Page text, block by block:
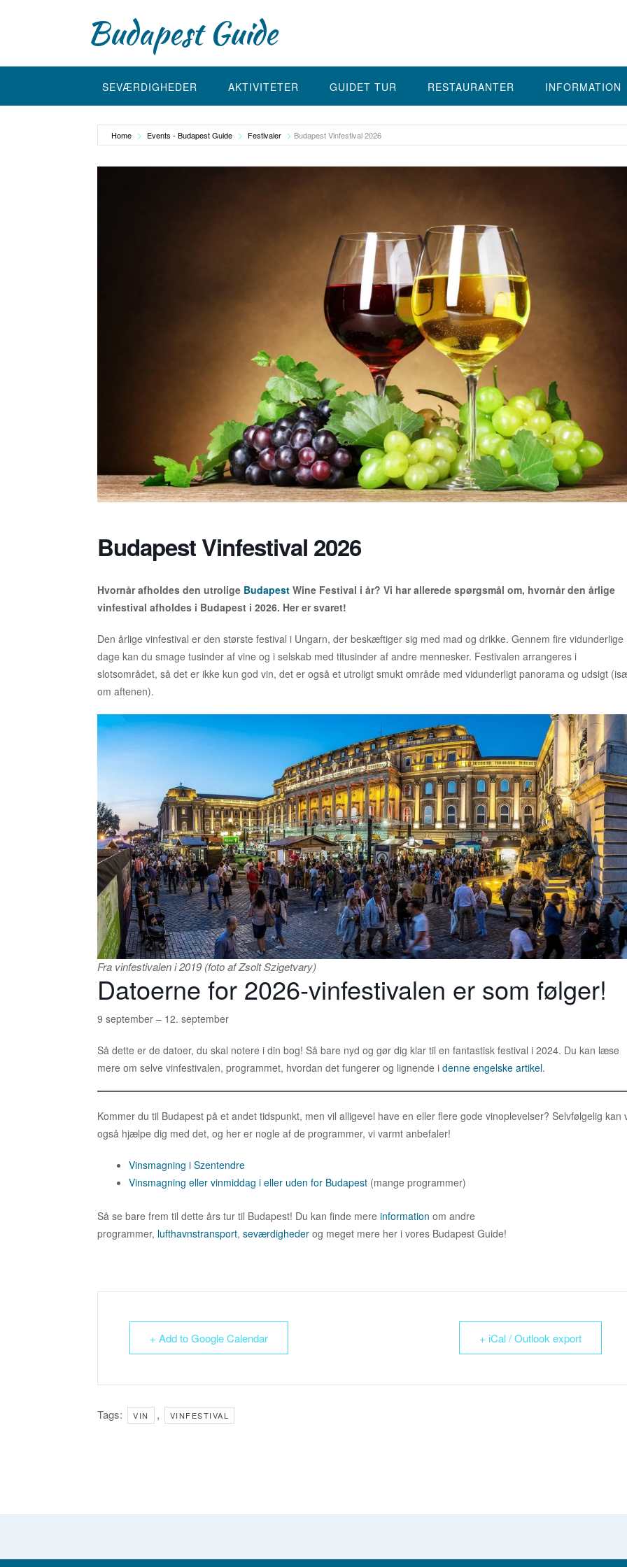
Budapest Guide
SEVÆRDIGHEDER AKTIVITETER GUIDET TUR RESTAURANTER INFORMATION
Home Events - Budapest Guide Festivaler Budapest Vinfestival 2026
Budapest Vinfestival 2026
Hvornår afholdes den utrolige Budapest Wine Festival i år? Vi har allerede spørgsmål om, hvornår den årlige
vinfestival afholdes i Budapest i 2026. Her er svaret!
Den årlige vinfestival er den største festival i Ungarn, der beskæftiger sig med mad og drikke. Gennem fire vidunderlige
dage kan du smage tusinder af vine og i selskab med titusinder af andre mennesker. Festivalen arrangeres i
slotsområdet, så det er ikke kun god vin, det er også et utroligt smukt område med vidunderligt panorama og udsigt
om aftenen).
Fra vinfestivalen i 2019 (foto af Zsolt Szigetvary)
Datoerne for 2026-vinfestivalen er som følger!
9 september – 12. september
Så dette er de datoer, du skal notere i din bog! Så bare nyd og gør dig klar til en fantastisk festival i 2024. Du kan læse
mere om selve vinfestivalen, programmet, hvordan det fungerer og lignende i denne engelske artikel.
Kommer du til Budapest på et andet tidspunkt, men vil alligevel have en eller flere gode vinoplevelser? Selvfølgelig kan
også hjælpe dig med det, og her er nogle af de programmer, vi varmt anbefaler!
Vinsmagning i Szentendre
Vinsmagning eller vinmiddag i eller uden for Budapest (mange programmer)
Så se bare frem til dette års tur til Budapest! Du kan finde mere information om andre
programmer, lufthavnstransport, seværdigheder og meget mere her i vores Budapest Guide!
+ Add to Google Calendar + iCal / Outlook export
Tags: VIN , VINFESTIVAL